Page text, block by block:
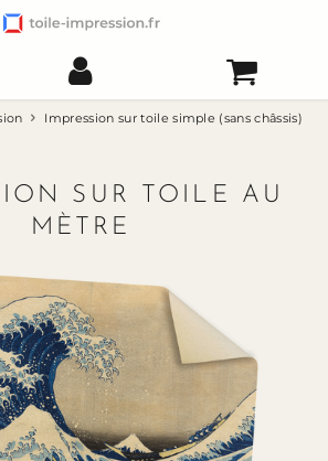
Impression sur toile simple (sans châssis)
SUR TOILE AU
MÈTRE